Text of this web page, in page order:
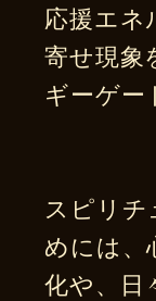
応援エネ
寄せ現象
ギーゲー
スピリチ
めには、
化や、日